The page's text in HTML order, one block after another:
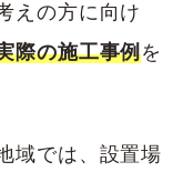
えの方に向け
際の施工事例を
域では、設置場